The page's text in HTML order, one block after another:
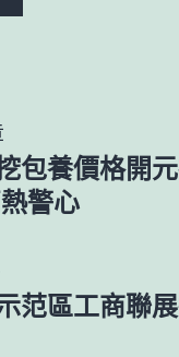
包養價格開
警心
范區工商聯